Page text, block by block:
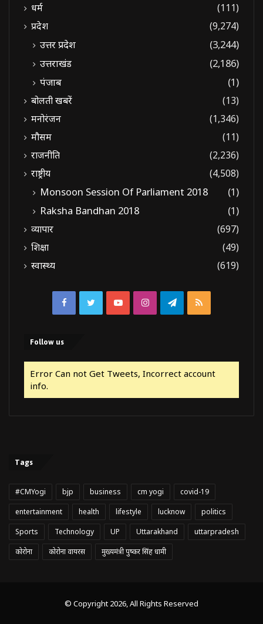
धर्म
(111)
प्रदेश
(9,274)
उत्तर प्रदेश
(3,244)
उत्तराखंड
(2,186)
पंजाब
(1)
बोलती खबरें
(13)
मनोरंजन
(1,346)
मौसम
(11)
राजनीति
(2,236)
राष्ट्रीय
(4,508)
Monsoon Session Of Parliament 2018
(1)
Raksha Bandhan 2018
(1)
व्यापार
(697)
शिक्षा
(49)
स्वास्थ्य
(619)
FacebookTwitterYouTubeInstagramTelegram
RSS
Follow us
Error Can not Get Tweets, Incorrect account
info.
Tags
#CMYogi bjp business cm yogi
covid-19
entertainment
health lifestyle lucknow
politics
Sports
Technology UP Uttarakhand
uttarpradesh
कोरोना
कोरोना वायरस मुख्यमंत्री पुष्कर सिंह धामी
© Copyright 2026, All Rights Reserved